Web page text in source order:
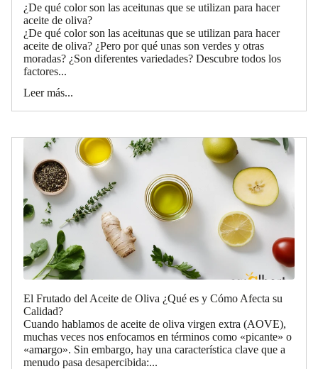
¿De qué color son las aceitunas que se utilizan para hacer
aceite de oliva?
¿De qué color son las aceitunas que se utilizan para hacer
aceite de oliva? ¿Pero por qué unas son verdes y otras
moradas? ¿Son diferentes variedades? Descubre todos los
factores...
Leer más...
El Frutado del Aceite de Oliva ¿Qué es y Cómo Afecta su
Calidad?
Cuando hablamos de aceite de oliva virgen extra (AOVE),
muchas veces nos enfocamos en términos como «picante» o
«amargo». Sin embargo, hay una característica clave que a
menudo pasa desapercibida:...